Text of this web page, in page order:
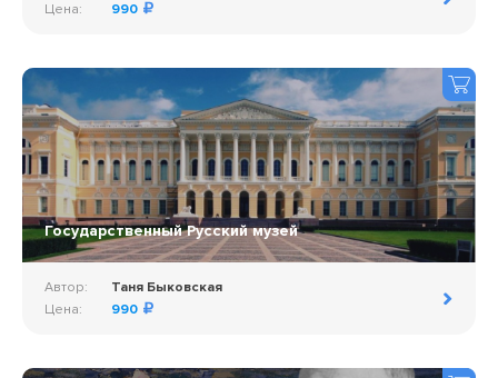
Цена:
990
Государственный Русский музей
Автор:
Таня Быковская
Цена:
990